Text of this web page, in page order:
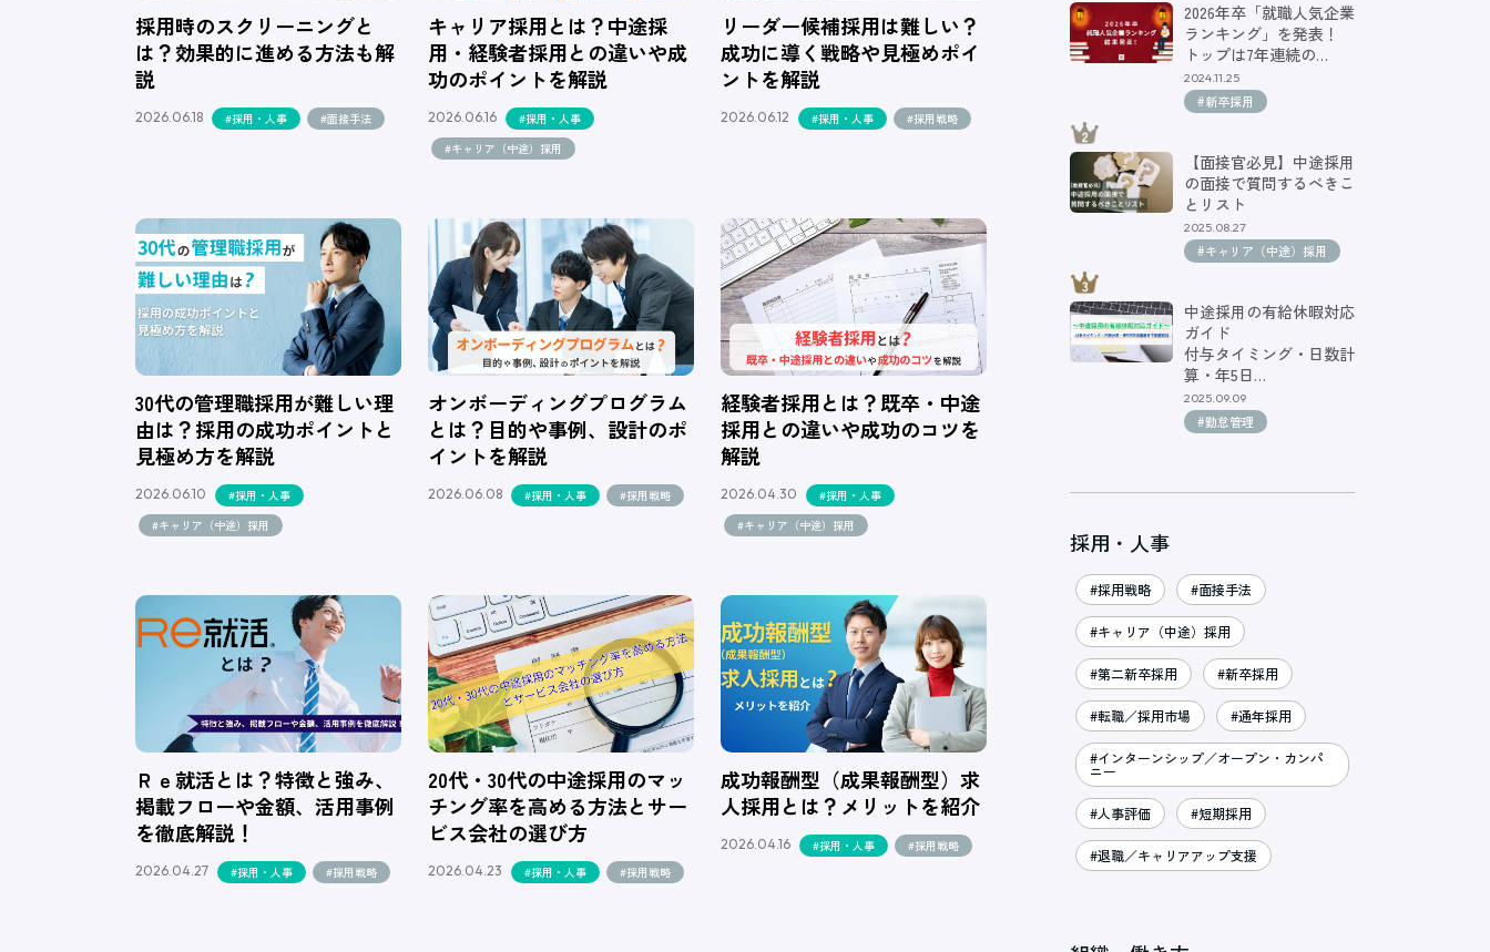
採用時のスクリーニングと
は？効果的に進める方法も解
説
2026.06.18 #採用・人事 #面接手法
キャリア採用とは？中途採
用・経験者採用との違いや成
功のポイントを解説
2026.06.16
#採用・人事
#キャリア（中途）採用
リーダー候補採用は難しい？
成功に導く戦略や見極めポイ
ントを解説
2026.06.12 #採用・人事 #採用戦略
30代の管理職採用が難しい理
由は？採用の成功ポイントと
見極め方を解説
2026.06.10
#採用・人事
#キャリア（中途）採用
オンボーディングプログラム
とは？目的や事例、設計のポ
イントを解説
2026.06.08 #採用・人事 #採用戦略
経験者採用とは？既卒・中途
採用との違いや成功のコツを
解説
2026.04.30
#採用・人事
#キャリア（中途）採用
Ｒｅ就活とは？特徴と強み、
掲載フローや金額、活用事例
を徹底解説！
2026.04.27 #採用・人事 #採用戦略
20代・30代の中途採用のマッ
チング率を高める方法とサー
ビス会社の選び方
2026.04.23 #採用・人事 #採用戦略
成功報酬型（成果報酬型）求
人採用とは？メリットを紹介
2026.04.16 #採用・人事 #採用戦略
2026年卒「就職人気企業
ランキング」を発表！
トップは7年連続の…
2024.11.25
#新卒採用
【面接官必見】中途採用
の面接で質問するべきこ
とリスト
2025.08.27
#キャリア（中途）採用
中途採用の有給休暇対応
ガイド
付与タイミング・日数計
算・年5日…
2025.09.09
#勤怠管理
採用・人事
#採用戦略 #面接手法
#キャリア（中途）採用
#第二新卒採用 #新卒採用
#転職／採用市場 #通年採用
#インターンシップ／オープン・カンパ
ニー
#人事評価 #短期採用
#退職／キャリアアップ支援